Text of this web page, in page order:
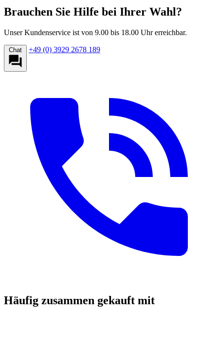
Brauchen Sie Hilfe bei Ihrer Wahl?
Unser Kundenservice ist von 9.00 bis 18.00 Uhr erreichbar.
Chat +49 (0) 3929 2678 189
Häufig zusammen gekauft mit